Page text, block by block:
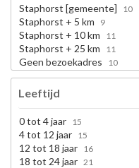
Staphorst [gemeente] 10
Staphorst + 5 km 9
Staphorst + 10 km 11
Staphorst + 25 km 11
Geen bezoekadres 10
Leeftijd
0 tot 4 jaar 15
4 tot 12 jaar 15
12 tot 18 jaar 16
18 tot 24 jaar 21